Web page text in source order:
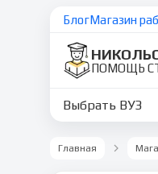
БлогМагазин
ПОМОЩЬ
Выбрать ВУЗ
Главная